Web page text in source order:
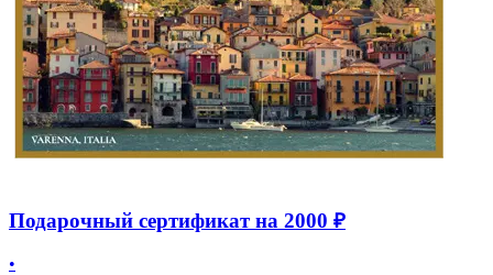
Подарочный сертификат на 2000 ₽
•